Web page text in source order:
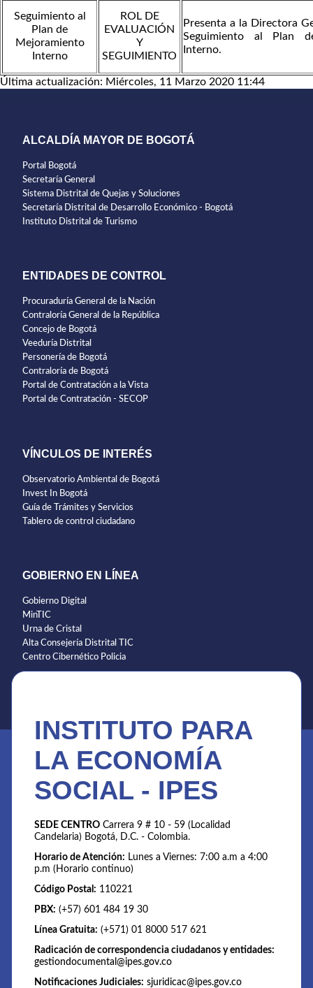
Seguimiento al
Plan de
Mejoramiento
Interno
ROL DE
EVALUACIÓN
Y
SEGUIMIENTO
Presenta a la Directora
Seguimiento al Plan
Interno.
Última actualización: Miércoles, 11 Marzo 2020 11:44
ALCALDÍA MAYOR DE BOGOTÁ
Portal Bogotá
Secretaría General
Sistema Distrital de Quejas y Soluciones
Secretaría Distrital de Desarrollo Económico - Bogotá
Instituto Distrital de Turismo
ENTIDADES DE CONTROL
Procuraduría General de la Nación
Contraloría General de la República
Concejo de Bogotá
Veeduría Distrital
Personería de Bogotá
Contraloría de Bogotá
Portal de Contratación a la Vista
Portal de Contratación - SECOP
VÍNCULOS DE INTERÉS
Observatorio Ambiental de Bogotá
Invest In Bogotá
Guía de Trámites y Servicios
Tablero de control ciudadano
GOBIERNO EN LÍNEA
Gobierno Digital
MinTIC
Urna de Cristal
Alta Consejería Distrital TIC
Centro Cibernético Policia
INSTITUTO PARA
LA ECONOMÍA
SOCIAL - IPES
SEDE CENTRO Carrera 9 # 10 - 59 (Localidad
Candelaria) Bogotá, D.C. - Colombia.
Horario de Atención: Lunes a Viernes: 7:00 a.m a 4:00
p.m (Horario continuo)
Código Postal: 110221
PBX: (+57) 601 484 19 30
Línea Gratuita: (+571) 01 8000 517 621
Radicación de correspondencia ciudadanos y entidades:
gestiondocumental@ipes.gov.co
Notificaciones Judiciales: sjuridicac@ipes.gov.co